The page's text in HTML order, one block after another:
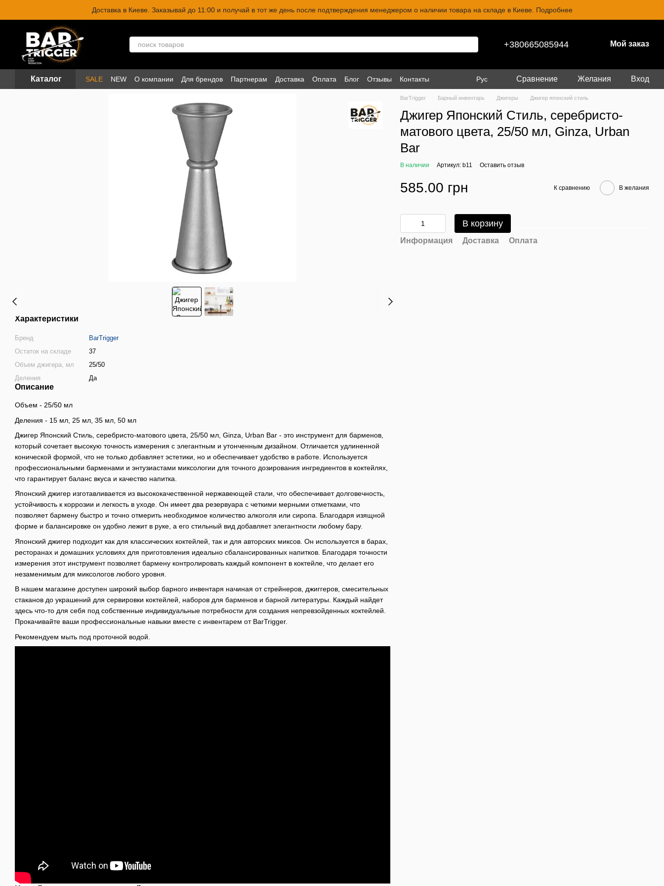
Перейти к основному контентуДоставка в Киеве. Заказывай до 11:00 и получай в тот же день после подтверждения менеджером о наличии товара на складе в Киеве. Подробнее
+380665085944 Мой заказ
Каталог SALE NEW О компании Для брендов Партнерам Доставка Оплата Блог Отзывы Контакты Рус Сравнение Желания Вход
Характеристики
Бренд
BarTrigger
Остаток на складе
37
Объем джигера, мл
25/50
Деления
Да
Описание
Объем - 25/50 мл
Деления - 15 мл, 25 мл, 35 мл, 50 мл
Джигер Японский Стиль, серебристо-матового цвета, 25/50 мл, Ginza, Urban Bar - это инструмент для барменов,
который сочетает высокую точность измерения с элегантным и утонченным дизайном. Отличается удлиненной
конической формой, что не только добавляет эстетики, но и обеспечивает удобство в работе. Используется
профессиональными барменами и энтузиастами миксологии для точного дозирования ингредиентов в коктейлях,
что гарантирует баланс вкуса и качество напитка.
Японский джигер изготавливается из высококачественной нержавеющей стали, что обеспечивает долговечность,
устойчивость к коррозии и легкость в уходе. Он имеет два резервуара с четкими мерными отметками, что
позволяет бармену быстро и точно отмерить необходимое количество алкоголя или сиропа. Благодаря изящной
форме и балансировке он удобно лежит в руке, а его стильный вид добавляет элегантности любому бару.
Японский джигер подходит как для классических коктейлей, так и для авторских миксов. Он используется в барах,
ресторанах и домашних условиях для приготовления идеально сбалансированных напитков. Благодаря точности
измерения этот инструмент позволяет бармену контролировать каждый компонент в коктейле, что делает его
незаменимым для миксологов любого уровня.
В нашем магазине доступен широкий выбор барного инвентаря начиная от стрейнеров, джиггеров, смесительных
стаканов до украшений для сервировки коктейлей, наборов для барменов и барной литературы. Каждый найдет
здесь что-то для себя под собственные индивидуальные потребности для создания непревзойденных коктейлей.
Прокачивайте ваши профессиональные навыки вместе с инвентарем от BarTrigger.
Рекомендуем мыть под проточной водой.
BarTrigger Барный инвентарь Джигеры Джигер японский стиль
Джигер Японский Стиль, серебристо-
матового цвета, 25/50 мл, Ginza, Urban
Bar
В наличии Артикул: b11 Оставить отзыв
585.00 грн К сравнению В желания
В корзину
Информация Доставка Оплата